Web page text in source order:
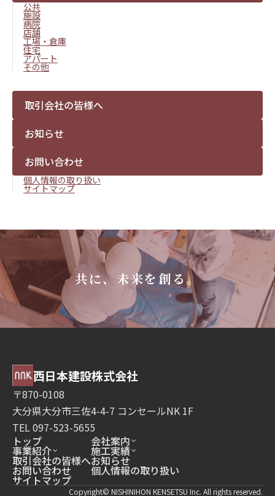
公共
施設
病院
店舗
工場・倉庫
住宅
アパート
その他
取引会社の皆様へ
お知らせ
お問い合わせ
個人情報の取り扱い
サイトマップ
共に、未来を創る。
西日本建設株式会社
〒870-0108
大分県大分市三佐4-4-7 コンセールNK 1F
TEL 097-523-5655
トップ
事業紹介
取引会社の皆様へ
お問い合わせ
サイトマップ
会社案内
施工実績
お知らせ
個人情報の取り扱い
Copyright© NISHINIHON KENSETSU Inc. All rights reserved.